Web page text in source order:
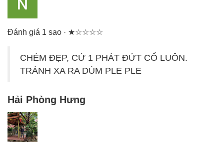
Đánh giá 1 sao · ★☆☆☆☆
CHÉM ĐẸP, CỨ 1 PHÁT ĐỨT CỔ LUÔN.
TRÁNH XA RA DÙM PLE PLE
Hải Phòng Hưng